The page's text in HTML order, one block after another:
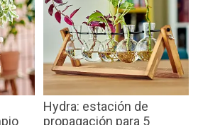
Hydra: estación de
propagación para 5